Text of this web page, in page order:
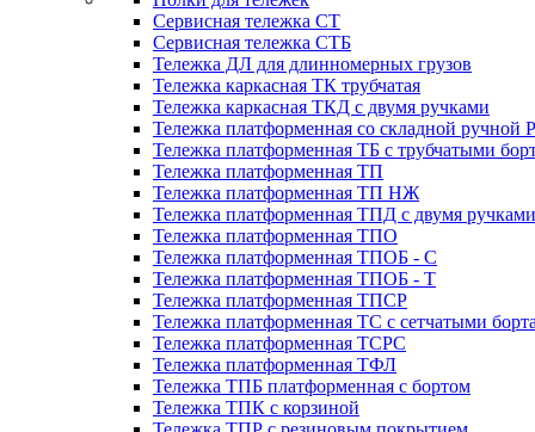
Сервисная тележка СТ
Сервисная тележка СТБ
Тележка ДЛ для длинномерных грузов
Тележка каркасная ТК трубчатая
Тележка каркасная ТКД с двумя ручками
Тележка платформенная со складной ручной
Тележка платформенная ТБ с трубчатыми
Тележка платформенная ТП
Тележка платформенная ТП НЖ
Тележка платформенная ТПД с двумя ручками
Тележка платформенная ТПО
Тележка платформенная ТПОБ - С
Тележка платформенная ТПОБ - Т
Тележка платформенная ТПСР
Тележка платформенная ТС с сетчатыми
Тележка платформенная ТСРС
Тележка платформенная ТФЛ
Тележка ТПБ платформенная с бортом
Тележка ТПК с корзиной